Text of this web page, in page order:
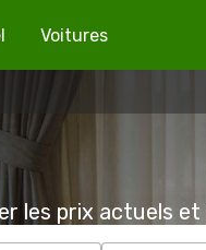
Voitures
les prix actuels